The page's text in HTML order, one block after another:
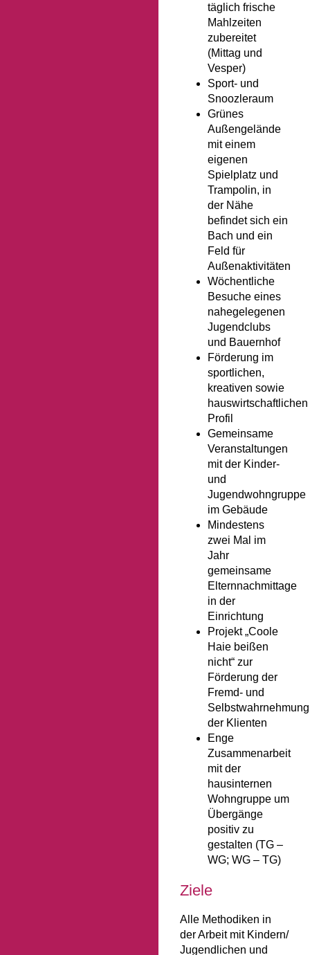
täglich frische
Mahlzeiten
zubereitet
(Mittag und
Vesper)
Sport- und
Snoozleraum
Grünes
Außengelände
mit einem
eigenen
Spielplatz und
Trampolin, in
der Nähe
befindet sich ein
Bach und ein
Feld für
Außenaktivitäten
Wöchentliche
Besuche eines
nahegelegenen
Jugendclubs
und Bauernhof
Förderung im
sportlichen,
kreativen sowie
hauswirtschaftlichen
Profil
Gemeinsame
Veranstaltungen
mit der Kinder-
und
Jugendwohngruppe
im Gebäude
Mindestens
zwei Mal im
Jahr
gemeinsame
Elternnachmittage
in der
Einrichtung
Projekt „Coole
Haie beißen
nicht“ zur
Förderung der
Fremd- und
Selbstwahrnehmung
der Klienten
Enge
Zusammenarbeit
mit der
hausinternen
Wohngruppe um
Übergänge
positiv zu
gestalten (TG –
WG; WG – TG)
Ziele
Alle Methodiken in
der Arbeit mit Kindern/
Jugendlichen und